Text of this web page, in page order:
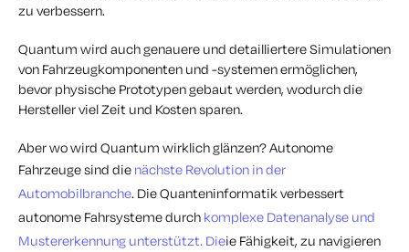
zu verbessern.
Quantum wird auch genauere und detailliertere Simulationen
von Fahrzeugkomponenten und -systemen ermöglichen,
bevor physische Prototypen gebaut werden, wodurch die
Hersteller viel Zeit und Kosten sparen.
Aber wo wird Quantum wirklich glänzen? Autonome
Fahrzeuge sind die nächste Revolution in der
Automobilbranche. Die Quanteninformatik verbessert
autonome Fahrsysteme durch komplexe Datenanalyse und
Mustererkennung unterstützt. Dieie Fähigkeit, zu navigieren